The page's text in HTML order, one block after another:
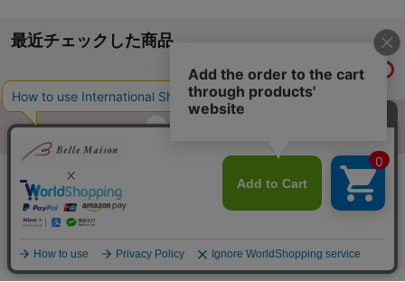
最近チェックした商品
履歴情報を残す
ご利用ガイド・お知らせ ご利用規約
サイトマップ
Copyright © Senshukai CO.,LTD. All Rights Reserved.